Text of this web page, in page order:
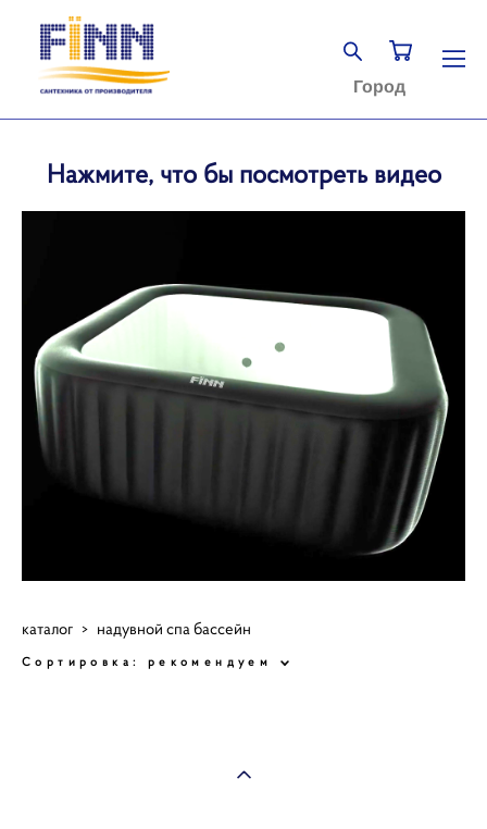
Город
Нажмите, что бы посмотреть видео
каталог > надувной спа бассейн
Сортировка: рекомендуем